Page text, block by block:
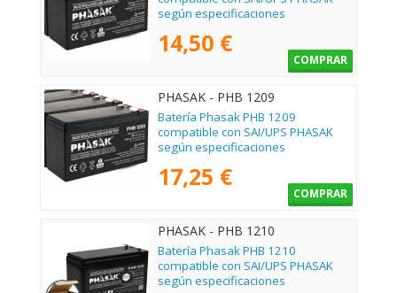
según especificaciones
14,50 €
COMPRAR
PHASAK - PHB 1209
Batería Phasak PHB 1209
compatible con SAI/UPS PHASAK
según especificaciones
17,25 €
COMPRAR
PHASAK - PHB 1210
Batería Phasak PHB 1210
compatible con SAI/UPS PHASAK
según especificaciones